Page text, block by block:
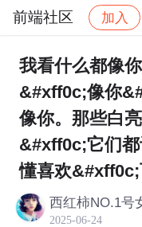
前端社区 加入
社区 前端社区
我看什么都像
&#xff0c;像你
像你。那些白
&#xff0c;它们
懂喜欢&#xff0c;
西红柿NO.1号
2025-06-24